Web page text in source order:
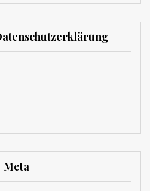
Meta